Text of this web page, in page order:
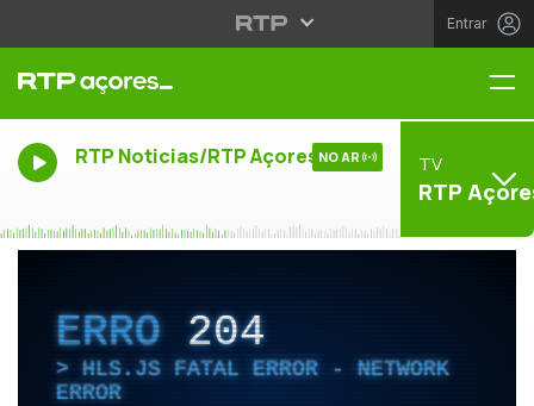
Entrar
RTP Noticias/RTP Açores NO AR TV
RTP
ERRO204
HLS.JS FATAL ERROR - NETWORK
ERROR